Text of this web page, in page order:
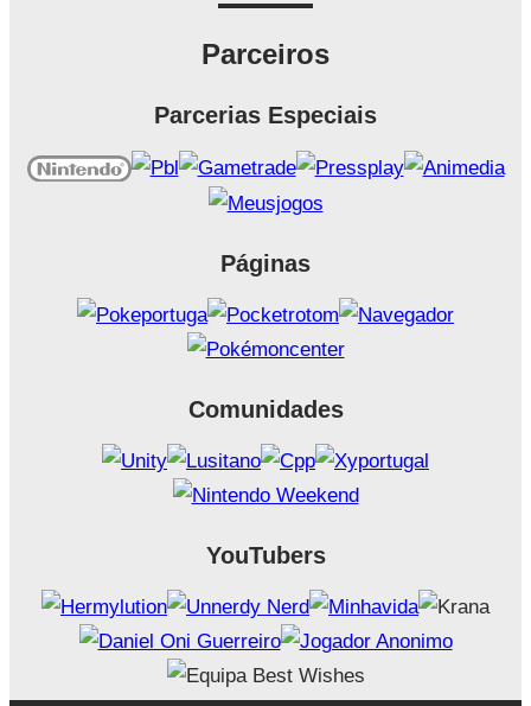
Parceiros
Parcerias Especiais
Páginas
Comunidades
YouTubers